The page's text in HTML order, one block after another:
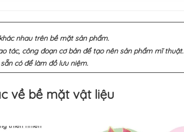
nhau trên bề mặt sản phẩm.
tác, công đoạn cơ bản để tạo nên sản phẩm mĩ thuật.
có để làm đồ lưu niệm.
về bề mặt vật liệu